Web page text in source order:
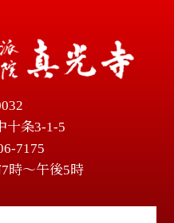
十条3-1-5
7175
時～午後5時